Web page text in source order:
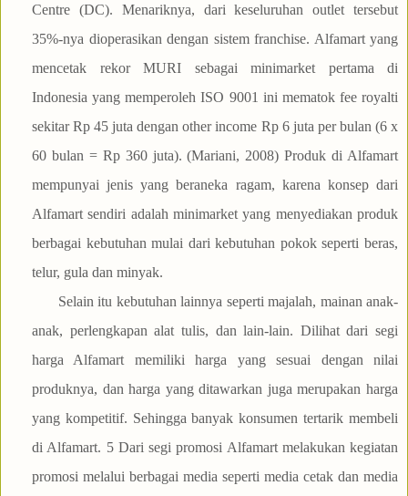
Centre (DC). Menariknya, dari keseluruhan outlet tersebut
35%-nya dioperasikan dengan sistem franchise. Alfamart yang
mencetak rekor MURI sebagai minimarket pertama di
Indonesia yang memperoleh ISO 9001 ini mematok fee royalti
sekitar Rp 45 juta dengan other income Rp 6 juta per bulan (6 x
60 bulan = Rp 360 juta). (Mariani, 2008) Produk di Alfamart
mempunyai jenis yang beraneka ragam, karena konsep dari
Alfamart sendiri adalah minimarket yang menyediakan produk
berbagai kebutuhan mulai dari kebutuhan pokok seperti beras,
telur, gula dan minyak.
Selain itu kebutuhan lainnya seperti majalah, mainan anak-
anak, perlengkapan alat tulis, dan lain-lain. Dilihat dari segi
harga Alfamart memiliki harga yang sesuai dengan nilai
produknya, dan harga yang ditawarkan juga merupakan harga
yang kompetitif. Sehingga banyak konsumen tertarik membeli
di Alfamart. 5 Dari segi promosi Alfamart melakukan kegiatan
promosi melalui berbagai media seperti media cetak dan media